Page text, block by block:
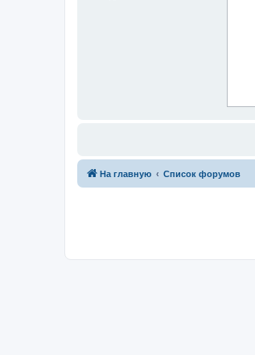
На главную Список форумов